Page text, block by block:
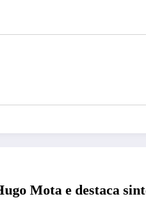
Mota e destaca